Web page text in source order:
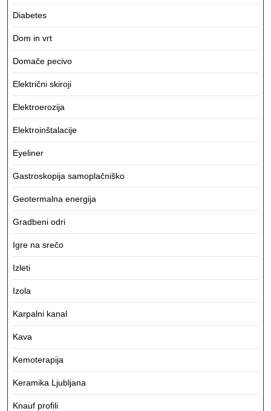
Diabetes
Dom in vrt
Domače pecivo
Električni skiroji
Elektroerozija
Elektroinštalacije
Eyeliner
Gastroskopija samoplačniško
Geotermalna energija
Gradbeni odri
Igre na srečo
Izleti
Izola
Karpalni kanal
Kava
Kemoterapija
Keramika Ljubljana
Knauf profili